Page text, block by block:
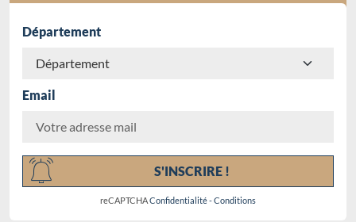
Département
Email
S'INSCRIRE !
reCAPTCHAConfidentialité-Conditions